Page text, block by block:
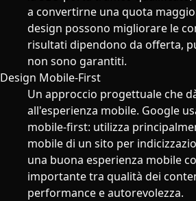
a convertirne una quota
design possono migliorare le
risultati dipendono da offerta,
non sono garantiti.
Design Mobile-First
Un approccio progettuale che
all'esperienza mobile. Google
mobile-first: utilizza
mobile di un sito per
una buona esperienza mobile
importante tra qualità dei
performance e autorevolezza.